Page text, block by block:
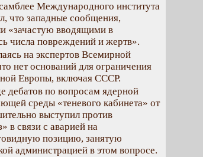
Международного института
что западные сообщения,
«зачастую вводящими в
числа повреждений и жертв».
на экспертов Всемирной
нет оснований для ограничения
Европы, включая СССР.
дебатов по вопросам ядерной
среды «теневого кабинета» от
выступил против
в связи с аварией на
позицию, занятую
администрацией в этом вопросе.